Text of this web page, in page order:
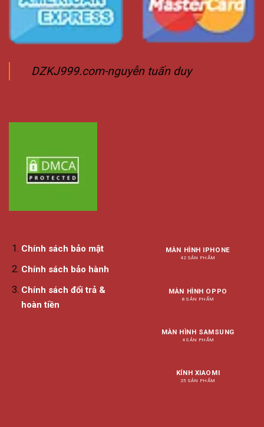
DZKJ999.com-nguyễn tuấn duy
Chính sách bảo mật
Chính sách bảo hành
Chính sách đổi trả &
hoàn tiền
MÀN HÌNH IPHONE
42 SẢN PHẨM
MÀN HÌNH OPPO
8 SẢN PHẨM
MÀN HÌNH SAMSUNG
4 SẢN PHẨM
KÍNH XIAOMI
25 SẢN PHẨM